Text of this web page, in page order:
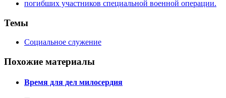
Темы
Социальное служение
Похожие материалы
Время для дел милосердия